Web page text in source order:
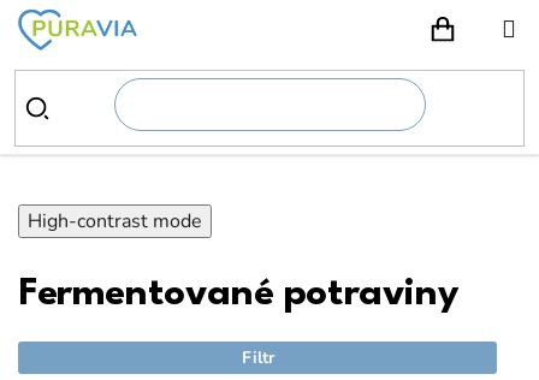
Přejít
obsah
High-contrast mode
Fermentované potraviny
Filtr